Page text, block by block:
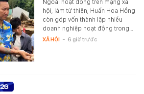
Ngoài hoạt động trên mạng xã
hội, làm từ thiện, Huấn Hoa Hồng
còn góp vốn thành lập nhiều
doanh nghiệp hoạt động trong…
XÃ HỘI - 6 giờ trước